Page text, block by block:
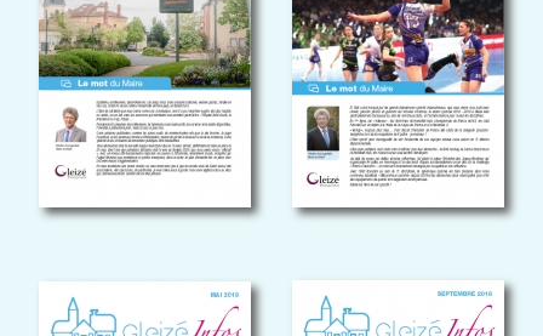
GLEIZÉ INFOS
mai 2019
GLEIZÉ INFOS
Septembre 2018